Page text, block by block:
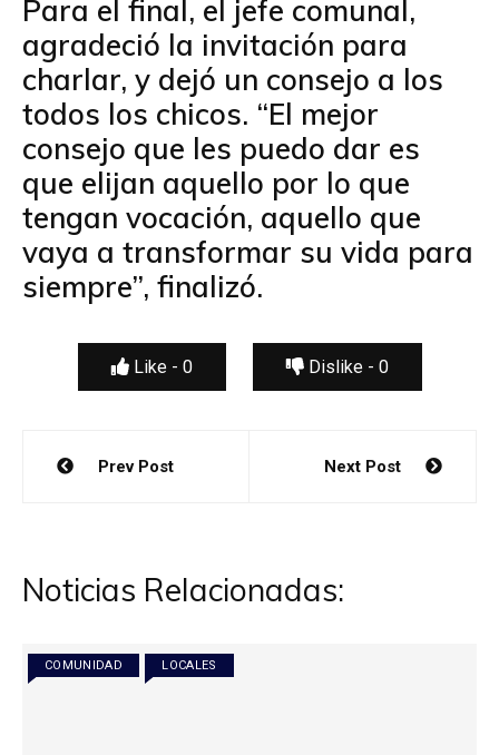
Para el final, el jefe comunal,
agradeció la invitación para
charlar, y dejó un consejo a los
todos los chicos. “El mejor
consejo que les puedo dar es
que elijan aquello por lo que
tengan vocación, aquello que
vaya a transformar su vida para
siempre”, finalizó.
Like - 0 Dislike - 0
Navegación
Prev Post Next Post
Noticias Relacionadas:
COMUNIDAD LOCALES